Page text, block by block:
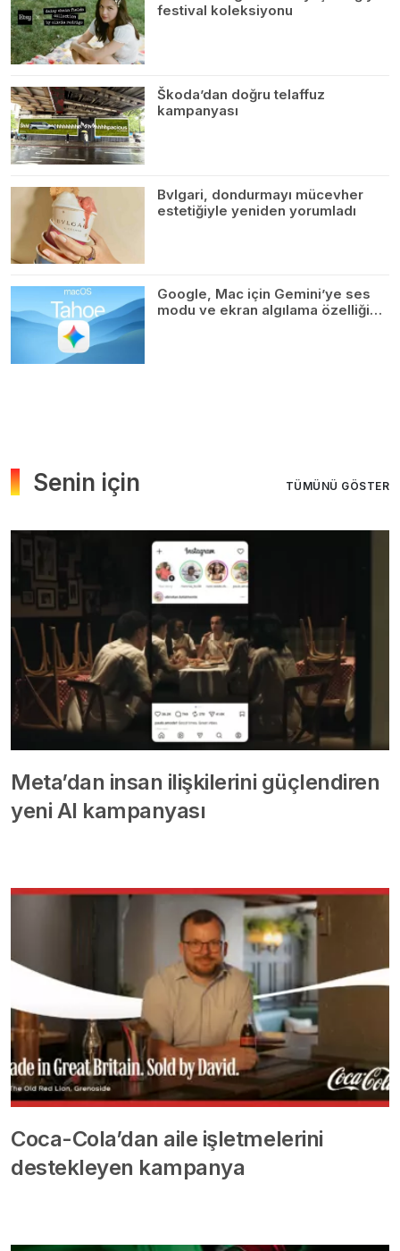
festival koleksiyonu
Škoda’dan doğru telaffuz
kampanyası
Bvlgari, dondurmayı mücevher
estetiğiyle yeniden yorumladı
Google, Mac için Gemini’ye ses
modu ve ekran algılama özelliği…
Senin için TÜMÜNÜ GÖSTER
Meta’dan insan ilişkilerini güçlendiren
yeni AI kampanyası
Coca-Cola’dan aile işletmelerini
destekleyen kampanya